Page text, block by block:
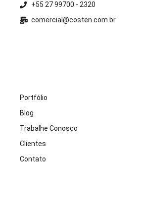
+55 27 99700 - 2320
comercial@costen.com.br
Portfólio
Blog
Trabalhe Conosco
Clientes
Contato